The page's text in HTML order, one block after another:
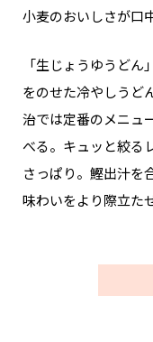
小麦のおいしさが口
「生じょうゆうど
をのせた冷やしうど
治では定番のメニュ
べる。キュッと絞る
さっぱり。鰹出汁を
味わいをより際立た